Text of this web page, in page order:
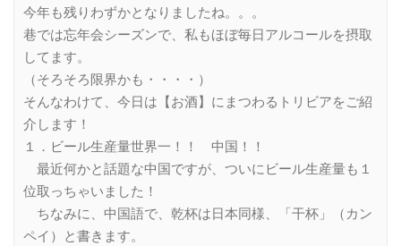
今年も残りわずかとなりましたね。。。
巷では忘年会シーズンで、私もほぼ毎日アルコールを摂取
してます。
（そろそろ限界かも・・・・）
そんなわけて、今日は【お酒】にまつわるトリビアをご紹
介します！
１．ビール生産量世界一！！ 中国！！
最近何かと話題な中国ですが、ついにビール生産量も１
位取っちゃいました！
ちなみに、中国語で、乾杯は日本同様、「干杯」（カン
ペイ）と書きます。